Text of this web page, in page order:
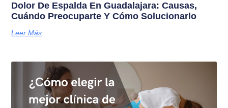
Dolor De Espalda En Guadalajara: Causas,
Cuándo Preocuparte Y Cómo Solucionarlo
Leer Más